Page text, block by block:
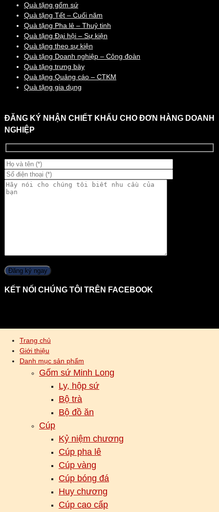
Quà tặng gốm sứ
Quà tặng Tết – Cuối năm
Quà tặng Pha lê – Thuỷ tinh
Quà tặng Đại hội – Sự kiện
Quà tặng theo sự kiện
Quà tặng Doanh nghiệp – Công đoàn
Quà tặng trưng bày
Quà tặng Quảng cáo – CTKM
Quà tặng gia dụng
ĐĂNG KÝ NHẬN CHIẾT KHẤU CHO ĐƠN HÀNG DOANH
NGHIỆP
KẾT NỐI CHÚNG TÔI TRÊN FACEBOOK
Trang chủ
Giới thiệu
Danh mục sản phẩm
Gốm sứ Minh Long
Ly, hộp sứ
Bộ trà
Bộ đồ ăn
Cúp
Kỷ niệm chương
Cúp pha lê
Cúp vàng
Cúp bóng đá
Huy chương
Cúp cao cấp